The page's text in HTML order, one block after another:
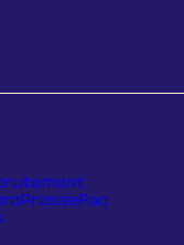
Presse Faq
fenêtre)